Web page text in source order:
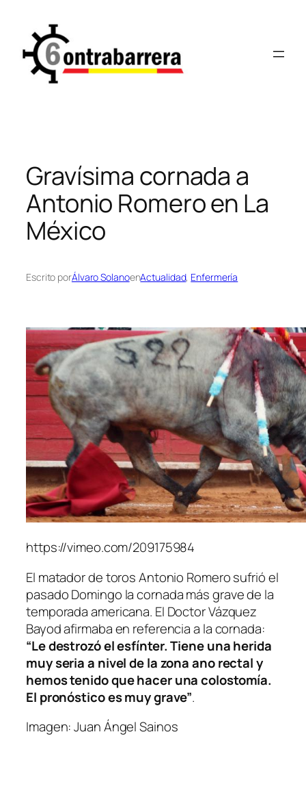
contenido
Gravísima cornada a
Antonio Romero en La
México
Escrito porÁlvaro SolanoenActualidad, Enfermería
https://vimeo.com/209175984
El matador de toros Antonio Romero sufrió el
pasado Domingo la cornada más grave de la
temporada americana. El Doctor Vázquez
Bayod afirmaba en referencia a la cornada:
“Le destrozó el esfínter. Tiene una herida
muy seria a nivel de la zona ano rectal y
hemos tenido que hacer una colostomía.
El pronóstico es muy grave”.
Imagen: Juan Ángel Sainos